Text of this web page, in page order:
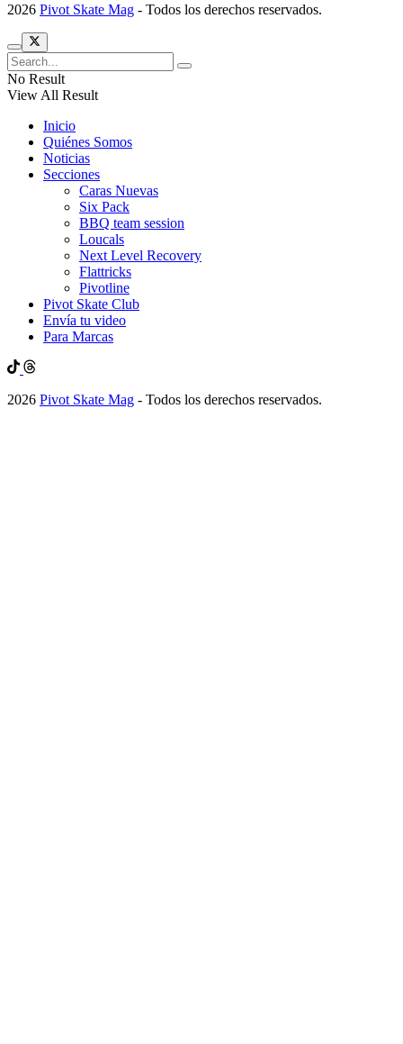
2026 Pivot Skate Mag - Todos los derechos reservados.
No Result
View All Result
Inicio
Quiénes Somos
Noticias
Secciones
Caras Nuevas
Six Pack
BBQ team session
Loucals
Next Level Recovery
Flattricks
Pivotline
Pivot Skate Club
Envía tu video
Para Marcas
2026 Pivot Skate Mag - Todos los derechos reservados.